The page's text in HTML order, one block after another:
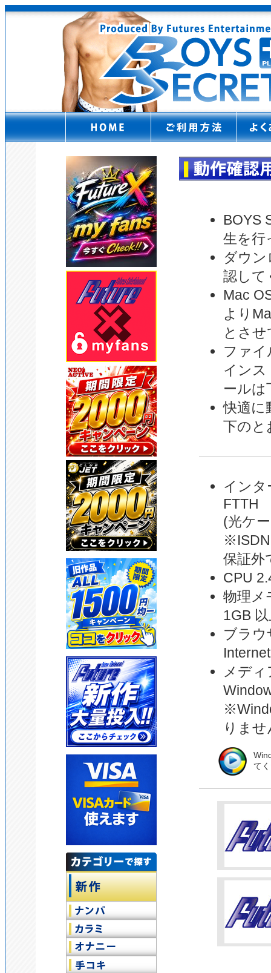
BOYS
生を行
ダウ
認して
Mac
より
とさ
ファイ
イン
ールは
快適に
下のと
インタ
FTTH
(光ケ
※ISDN
保証外
CPU
物理メ
1GB
ブラウ
メデ
りま
て